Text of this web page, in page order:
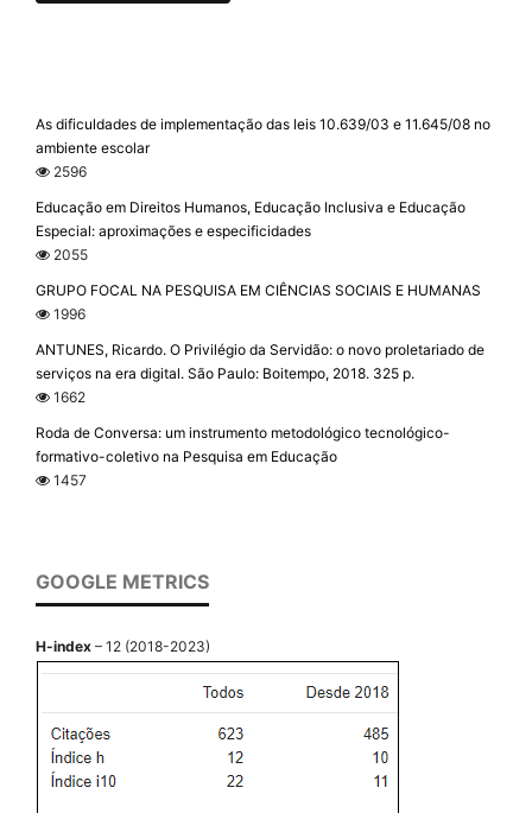
As dificuldades de implementação das leis 10.639/03 e 11.645/08 no
ambiente escolar
2596
Educação em Direitos Humanos, Educação Inclusiva e Educação
Especial: aproximações e especificidades
2055
GRUPO FOCAL NA PESQUISA EM CIÊNCIAS SOCIAIS E HUMANAS
1996
ANTUNES, Ricardo. O Privilégio da Servidão: o novo proletariado de
serviços na era digital. São Paulo: Boitempo, 2018. 325 p.
1662
Roda de Conversa: um instrumento metodológico tecnológico-
formativo-coletivo na Pesquisa em Educação
1457
GOOGLE METRICS
H-index – 12 (2018-2023)